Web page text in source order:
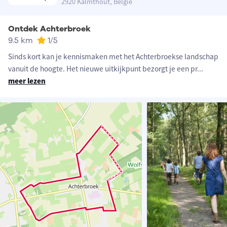
Ontdek Achterbroek
9.5 km 1/5
Sinds kort kan je kennismaken met het Achterbroekse landschap
vanuit de hoogte. Het nieuwe uitkijkpunt bezorgt je een pr...
meer lezen